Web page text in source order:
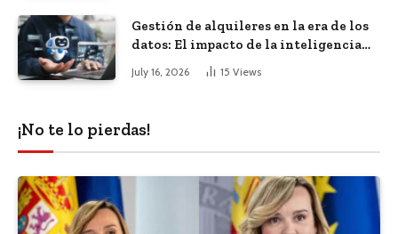
Gestión de alquileres en la era de los
datos: El impacto de la inteligencia
July 16, 2026 15 Views
¡No te lo pierdas!